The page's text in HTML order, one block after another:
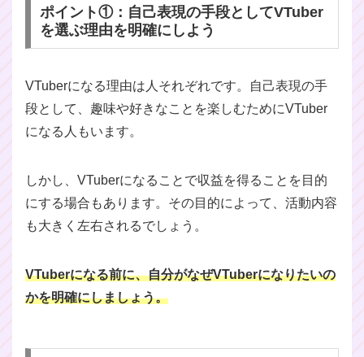
ポイント①：自己表現の手段としてVTuber
を選ぶ理由を明確にしよう
VTuberになる理由は人それぞれです。自己表現の手
段として、趣味や好きなことを楽しむためにVTuber
になる人もいます。
しかし、VTuberになることで収益を得ることを目的
にする場合もあります。その目的によって、活動内容
も大きく左右されるでしょう。
VTuberになる前に、自分がなぜVTuberになりたいの
かを明確にしましょう。